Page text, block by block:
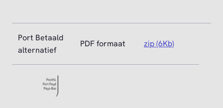
Port Betaald
alternatief
PDF formaat zip (6Kb)